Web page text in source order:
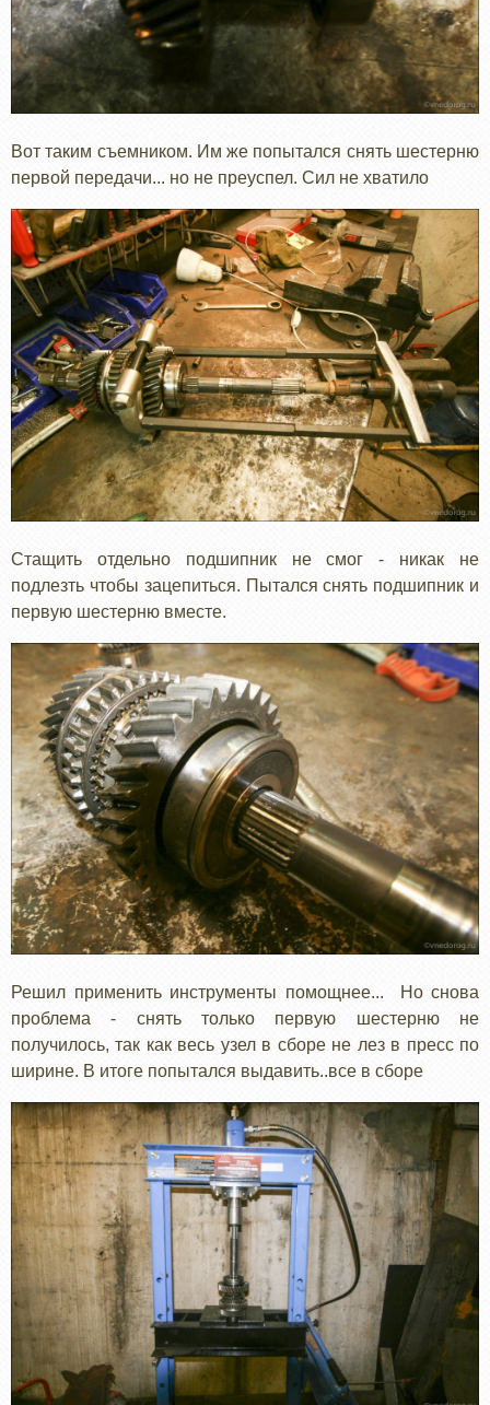
Вот таким съемником. Им же попытался снять шестерню
первой передачи... но не преуспел. Сил не хватило
Стащить отдельно подшипник не смог - никак не
подлезть чтобы зацепиться. Пытался снять подшипник и
первую шестерню вместе.
Решил применить инструменты помощнее... Но снова
проблема - снять только первую шестерню не
получилось, так как весь узел в сборе не лез в пресс по
ширине. В итоге попытался выдавить..все в сборе